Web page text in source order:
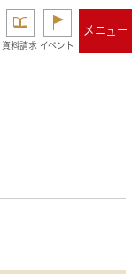
資料請求 イベント
メニュー